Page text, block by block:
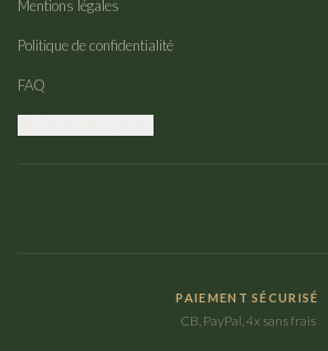
Mentions légales
Politique de confidentialité
FAQ
PAIEMENT SÉCURISÉ
CB, PayPal, 4x sans frais